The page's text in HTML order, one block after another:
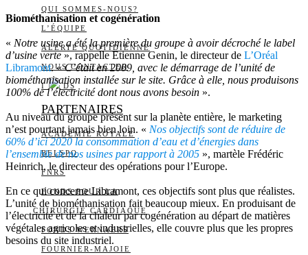
QUI SOMMES-NOUS?
L’ÉQUIPE
ALERTE QUOTIDIENNE
NOUS CONTACTER
I DS
PARTENAIRES
ACADÉMIE ROYALE
BELSPO
FNRS
FONDS POUR LA
CHIRURGIE CARDIAQUE
FONDS WERNAERS
FOURNIER-MAJOIE
Biométhanisation et cogénération
« Notre usine a été la première du groupe à avoir décroché le label
d’usine verte», rappelle Etienne Genin, le directeur de L’Oréal
Libramont. «C’était en 2009, avec le démarrage de l’unité de
biométhanisation installée sur le site. Grâce à elle, nous produisons
100% de l’électricité dont nous avons besoin ».
Au niveau du groupe présent sur la planète entière, le marketing
n’est pourtant jamais bien loin. « Nos objectifs sont de réduire de
60% d’ici 2020 la consommation d’eau et d’énergies dans
l’ensemble de nos usines par rapport à 2005 », martèle Frédéric
Heinrich, le directeur des opérations pour l’Europe.
En ce qui concerne Libramont, ces objectifs sont plus que réalistes.
L’unité de biométhanisation fait beaucoup mieux. En produisant de
l’électricité et de la chaleur par cogénération au départ de matières
végétales agricoles et industrielles, elle couvre plus que les propres
besoins du site industriel.